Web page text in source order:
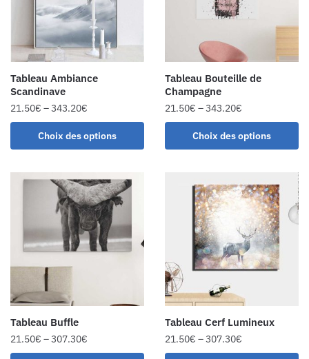
Tableau Ambiance
Scandinave
21.50€ –343.20€
Choix des options
Tableau Bouteille de
Champagne
21.50€ –343.20€
Choix des options
Tableau Buffle
21.50€ –307.30€
Tableau Cerf Lumineux
21.50€ –307.30€